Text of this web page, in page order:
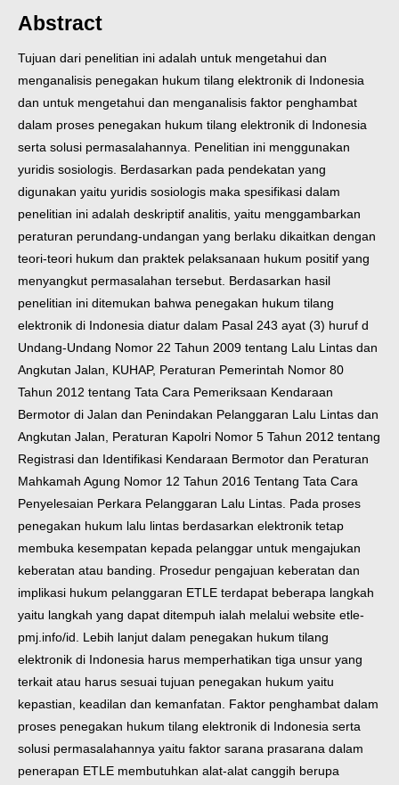
Abstract
Tujuan dari penelitian ini adalah untuk mengetahui dan
menganalisis penegakan hukum tilang elektronik di Indonesia
dan untuk mengetahui dan menganalisis faktor penghambat
dalam proses penegakan hukum tilang elektronik di Indonesia
serta solusi permasalahannya. Penelitian ini menggunakan
yuridis sosiologis. Berdasarkan pada pendekatan yang
digunakan yaitu yuridis sosiologis maka spesifikasi dalam
penelitian ini adalah deskriptif analitis, yaitu menggambarkan
peraturan perundang-undangan yang berlaku dikaitkan dengan
teori-teori hukum dan praktek pelaksanaan hukum positif yang
menyangkut permasalahan tersebut. Berdasarkan hasil
penelitian ini ditemukan bahwa penegakan hukum tilang
elektronik di Indonesia diatur dalam Pasal 243 ayat (3) huruf d
Undang-Undang Nomor 22 Tahun 2009 tentang Lalu Lintas dan
Angkutan Jalan, KUHAP, Peraturan Pemerintah Nomor 80
Tahun 2012 tentang Tata Cara Pemeriksaan Kendaraan
Bermotor di Jalan dan Penindakan Pelanggaran Lalu Lintas dan
Angkutan Jalan, Peraturan Kapolri Nomor 5 Tahun 2012 tentang
Registrasi dan Identifikasi Kendaraan Bermotor dan Peraturan
Mahkamah Agung Nomor 12 Tahun 2016 Tentang Tata Cara
Penyelesaian Perkara Pelanggaran Lalu Lintas. Pada proses
penegakan hukum lalu lintas berdasarkan elektronik tetap
membuka kesempatan kepada pelanggar untuk mengajukan
keberatan atau banding. Prosedur pengajuan keberatan dan
implikasi hukum pelanggaran ETLE terdapat beberapa langkah
yaitu langkah yang dapat ditempuh ialah melalui website etle-
pmj.info/id. Lebih lanjut dalam penegakan hukum tilang
elektronik di Indonesia harus memperhatikan tiga unsur yang
terkait atau harus sesuai tujuan penegakan hukum yaitu
kepastian, keadilan dan kemanfatan. Faktor penghambat dalam
proses penegakan hukum tilang elektronik di Indonesia serta
solusi permasalahannya yaitu faktor sarana prasarana dalam
penerapan ETLE membutuhkan alat-alat canggih berupa